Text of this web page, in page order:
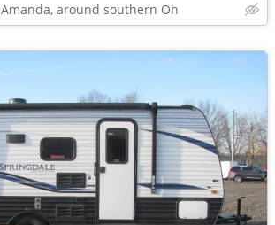
Amanda, around southern Oh